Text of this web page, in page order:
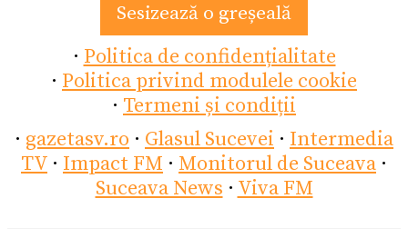
Sesizează o greșeală
· Politica de confidențialitate
· Politica privind modulele cookie
· Termeni și condiții
· gazetasv.ro · Glasul Sucevei · Intermedia
TV · Impact FM · Monitorul de Suceava ·
Suceava News · Viva FM